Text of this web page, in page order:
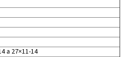
a 27×11-14